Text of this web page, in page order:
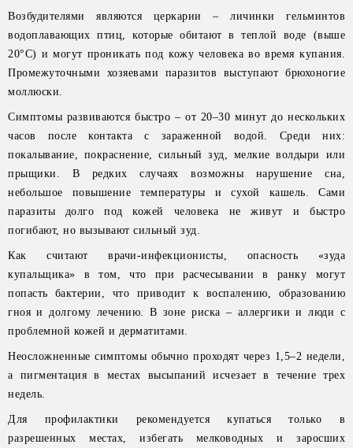
Возбудителями являются церкарии – личинки гельминтов
водоплавающих птиц, которые обитают в теплой воде (выше
20°С) и могут проникать под кожу человека во время купания.
Промежуточными хозяевами паразитов выступают брюхоногие
моллюски.
Симптомы развиваются быстро – от 20–30 минут до нескольких
часов после контакта с зараженной водой. Среди них:
покалывание, покраснение, сильный зуд, мелкие волдыри или
прыщики. В редких случаях возможны нарушение сна,
небольшое повышение температуры и сухой кашель. Сами
паразиты долго под кожей человека не живут и быстро
погибают, но вызывают сильный зуд.
Как считают врачи-инфекционисты, опасность «зуда
купальщика» в том, что при расчесывании в ранку могут
попасть бактерии, что приводит к воспалению, образованию
гноя и долгому лечению. В зоне риска – аллергики и люди с
проблемной кожей и дерматитами.
Неосложненные симптомы обычно проходят через 1,5–2 недели,
а пигментация в местах высыпаний исчезает в течение трех
недель.
Для профилактики рекомендуется купаться только в
разрешенных местах, избегать мелководных и заросших